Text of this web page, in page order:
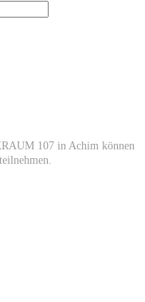
107 in Achim können